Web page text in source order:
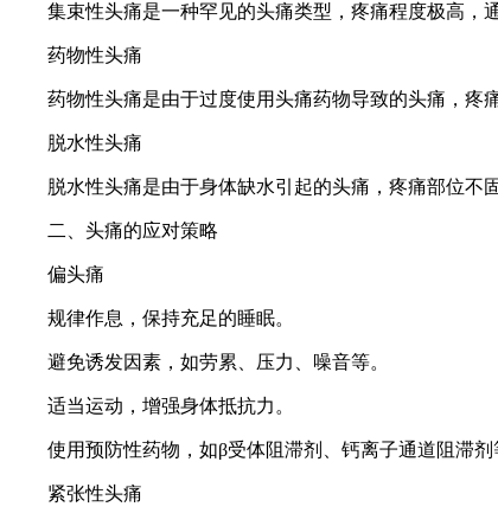
集束性头痛是一种罕见的头痛类型，疼痛程度极高，通
药物性头痛
药物性头痛是由于过度使用头痛药物导致的头痛，疼痛
脱水性头痛
脱水性头痛是由于身体缺水引起的头痛，疼痛部位不固
二、头痛的应对策略
偏头痛
规律作息，保持充足的睡眠。
避免诱发因素，如劳累、压力、噪音等。
适当运动，增强身体抵抗力。
使用预防性药物，如β受体阻滞剂、钙离子通道阻滞剂
紧张性头痛